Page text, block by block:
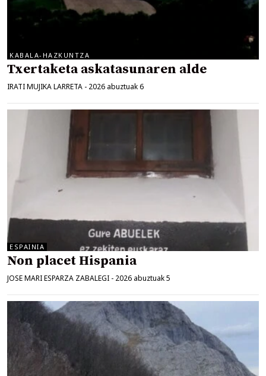
KABALA-HAZKUNTZA
Txertaketa askatasunaren alde
IRATI MUJIKA LARRETA - 2026 abuztuak 6
ESPAINIA
Non placet Hispania
JOSE MARI ESPARZA ZABALEGI - 2026 abuztuak 5